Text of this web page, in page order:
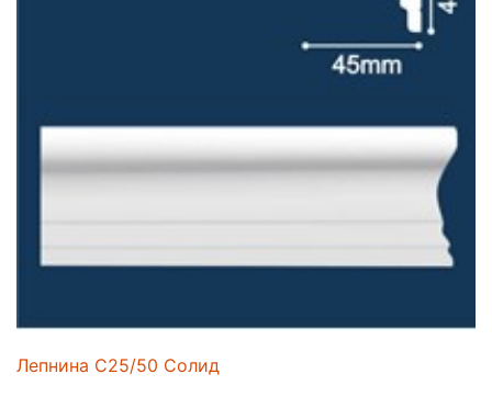
Лепнина C25/50 Солид